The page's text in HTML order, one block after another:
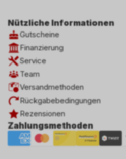
Nützliche Informationen
Gutscheine
Finanzierung
Service
Team
Versandmethoden
Rückgabebedingungen
Rezensionen
Zahlungsmethoden